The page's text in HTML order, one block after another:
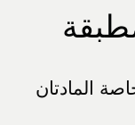
المادتان